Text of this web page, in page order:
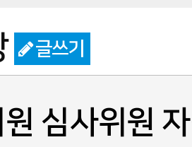
글쓰기
심사위원